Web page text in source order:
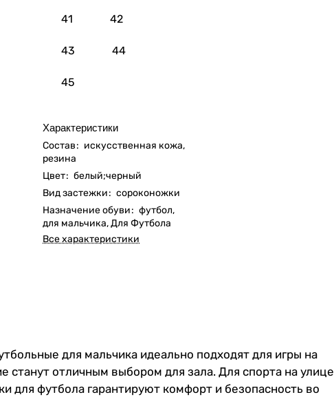
41 42
43 44
45
Характеристики
Состав: искусственная кожа,
резина
Цвет: белый;черный
Вид застежки: сороконожки
Назначение обуви: футбол,
для мальчика, Для Футбола
Все характеристики
для мальчика идеально подходят для игры на
отличным выбором для зала. Для спорта на улице
для футбола гарантируют комфорт и безопасность во